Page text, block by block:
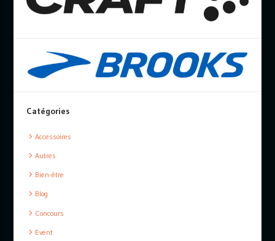
Catégories
Accessoires
Autres
Bien-être
Blog
Concours
Event